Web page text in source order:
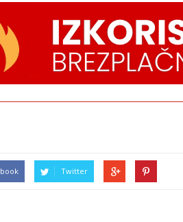
Twitter